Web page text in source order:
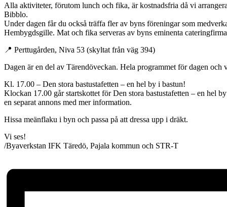
Alla aktiviteter, förutom lunch och fika, är kostnadsfria då vi
Bibblo.
Under dagen får du också träffa fler av byns föreningar som
Hembygdsgille. Mat och fika serveras av byns eminenta
📍 Perttugården, Niva 53 (skyltat från väg 394)
Dagen är en del av Tärendöveckan. Hela programmet för dagen och
Kl. 17.00 – Den stora bastustafetten – en hel by i bastun!
Klockan 17.00 går startskottet för Den stora bastustafetten – en hel
en separat annons med mer information.
Hissa meänflaku i byn och passa på att dressa upp i dräkt.
Vi ses!
/Byaverkstan IFK Täredö, Pajala kommun och STR-T